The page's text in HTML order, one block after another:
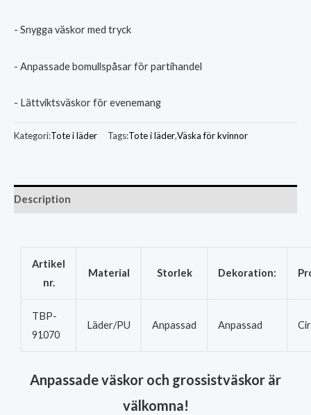
- Snygga väskor med tryck
- Anpassade bomullspåsar för partihandel
- Lättviktsväskor för evenemang
Kategori:Tote i läder Tags:Tote i läder,Väska för kvinnor
Description
Artikel
nr.
Material Storlek Dekoration:
TBP-
91070
Läder/PU Anpassad Anpassad
Anpassade väskor och grossistväskor är
välkomna!